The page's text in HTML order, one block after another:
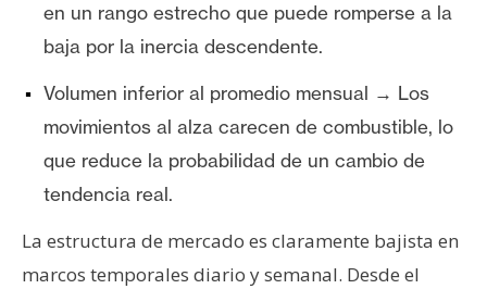
en un rango estrecho que puede romperse a la
baja por la inercia descendente.
Volumen inferior al promedio mensual → Los
movimientos al alza carecen de combustible, lo
que reduce la probabilidad de un cambio de
tendencia real.
La estructura de mercado es claramente bajista en
marcos temporales diario y semanal. Desde el